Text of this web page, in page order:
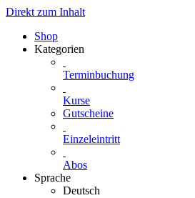
Direkt zum Inhalt
Shop
Kategorien
Terminbuchung
Kurse
Gutscheine
Einzeleintritt
Abos
Sprache
Deutsch